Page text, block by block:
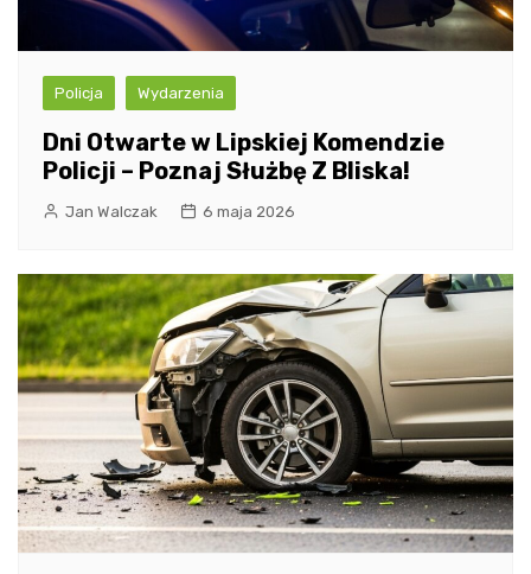
Policja Wydarzenia
Dni Otwarte w Lipskiej Komendzie
Policji – Poznaj Służbę Z Bliska!
Jan Walczak 6 maja 2026